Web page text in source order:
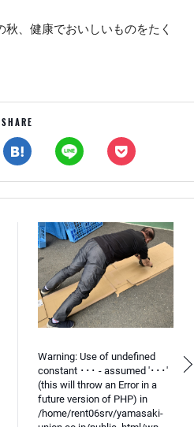
、健康でおいしいものをたく
SHARE
Warning: Use of undefined
constant ･･･ - assumed '･･･'
(this will throw an Error in a
future version of PHP) in
/home/rent06srv/yamasaki-